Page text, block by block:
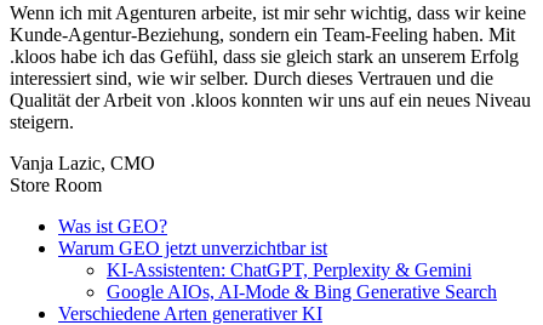
Wenn ich mit Agenturen arbeite, ist mir sehr wichtig, dass wir keine
Kunde-Agentur-Beziehung, sondern ein Team-Feeling haben. Mit
.kloos habe ich das Gefühl, dass sie gleich stark an unserem Erfolg
interessiert sind, wie wir selber. Durch dieses Vertrauen und die
Qualität der Arbeit von .kloos konnten wir uns auf ein neues Niveau
steigern.
Vanja Lazic, CMO
Store Room
Was ist GEO?
Warum GEO jetzt unverzichtbar ist
KI-Assistenten: ChatGPT, Perplexity & Gemini
Google AIOs, AI-Mode & Bing Generative Search
Verschiedene Arten generativer KI